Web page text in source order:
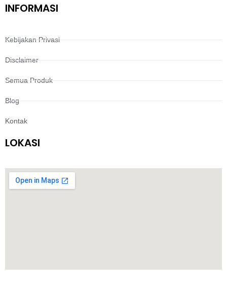
INFORMASI
Kebijakan Privasi
Disclaimer
Semua Produk
Blog
Kontak
LOKASI